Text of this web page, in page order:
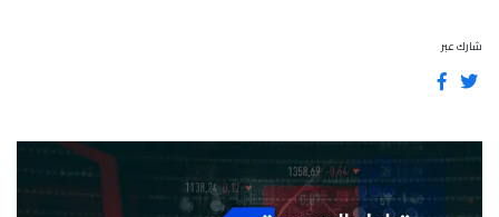
شارك عبر